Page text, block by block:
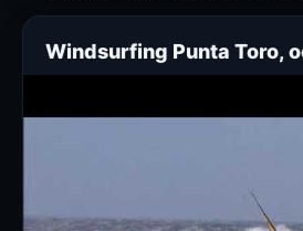
mi Flightsails THE ZORRO 4.8 y
Windsurfing Punta Toro,